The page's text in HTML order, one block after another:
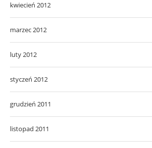
kwiecień 2012
marzec 2012
luty 2012
styczeń 2012
grudzień 2011
listopad 2011